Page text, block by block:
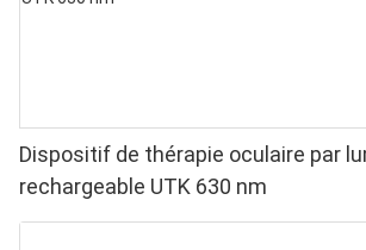
Dispositif de thérapie oculaire par
rechargeable UTK 630 nm